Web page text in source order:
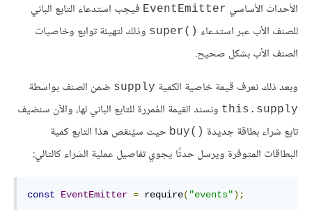
الأحداث الأساسي ‎EventEmitter‎ فيجب استدعاء التابع الباني
للصنف الأب عبر استدعاء ‎super()‎ وذلك لتهيئة توابع وخاصيات
الصنف الأب بشكل صحيح.
وبعد ذلك نعرف قيمة خاصية الكمية ‎supply‎ ضمن الصنف بواسطة
‎this.supply‎ ونسند القيمة المُمررة للتابع الباني لها، والآن سنضيف
تابع شراء بطاقة جديدة ‎buy()‎ حيث سيُنقص هذا التابع كمية
البطاقات المتوفرة ويرسل حدثًا يجوي تفاصيل عملية الشراء كالتالي:
const EventEmitter = require( "events");